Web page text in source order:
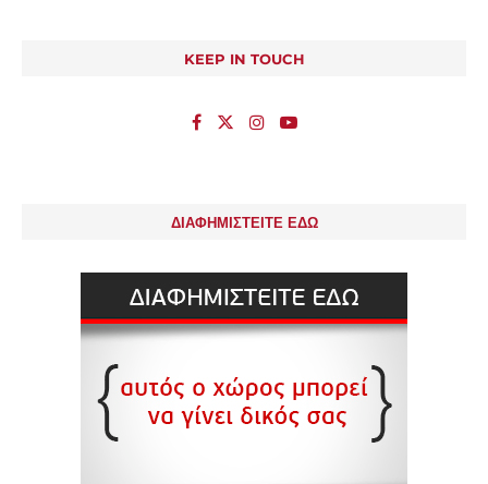
KEEP IN TOUCH
ΔΙΑΦΗΜΙΣΤΕΙΤΕ ΕΔΩ